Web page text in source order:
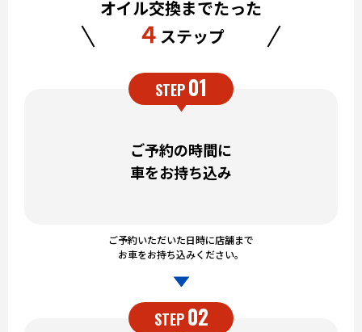
オイル交換までたった
４ ステップ
STEP01
ご予約の時間に
車をお持ち込み
ご予約いただいた日時に店舗まで
お車をお持ち込みください。
STEP 02